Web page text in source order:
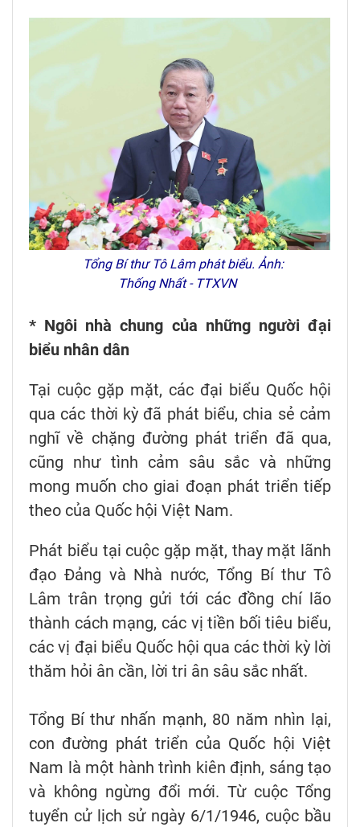
Tổng Bí thư Tô Lâm phát biểu. Ảnh:
Thống Nhất - TTXVN
* Ngôi nhà chung của những người đại
biểu nhân dân
Tại cuộc gặp mặt, các đại biểu Quốc hội
qua các thời kỳ đã phát biểu, chia sẻ cảm
nghĩ về chặng đường phát triển đã qua,
cũng như tình cảm sâu sắc và những
mong muốn cho giai đoạn phát triển tiếp
theo của Quốc hội Việt Nam.
Phát biểu tại cuộc gặp mặt, thay mặt lãnh
đạo Đảng và Nhà nước, Tổng Bí thư Tô
Lâm trân trọng gửi tới các đồng chí lão
thành cách mạng, các vị tiền bối tiêu biểu,
các vị đại biểu Quốc hội qua các thời kỳ lời
thăm hỏi ân cần, lời tri ân sâu sắc nhất.
Tổng Bí thư nhấn mạnh, 80 năm nhìn lại,
con đường phát triển của Quốc hội Việt
Nam là một hành trình kiên định, sáng tạo
và không ngừng đổi mới. Từ cuộc Tổng
tuyển cử lịch sử ngày 6/1/1946, cuộc bầu